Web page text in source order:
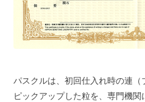
パスクルは、初回仕入れ時の連
ピックアップした粒を、専門機関